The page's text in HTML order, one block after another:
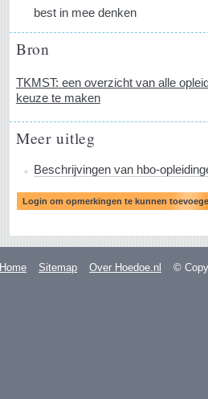
best in mee denken
Bron
TKMST: een overzicht van alle
keuze te maken
Meer uitleg
Beschrijvingen van hbo-
Home Sitemap Over Hoedoe.nl ©